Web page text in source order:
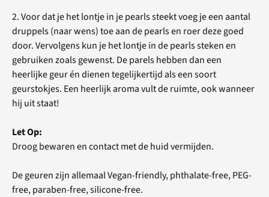
2. Voor dat je het lontje in je pearls steekt voeg je een aantal
druppels (naar wens) toe aan de pearls en roer deze goed
door. Vervolgens kun je het lontje in de pearls steken en
gebruiken zoals gewenst. De parels hebben dan een
heerlijke geur én dienen tegelijkertijd als een soort
geurstokjes. Een heerlijk aroma vult de ruimte, ook wanneer
hij uit staat!
Let Op:
Droog bewaren en contact met de huid vermijden.
De geuren zijn allemaal Vegan-friendly, phthalate-free, PEG-
free, paraben-free, silicone-free.